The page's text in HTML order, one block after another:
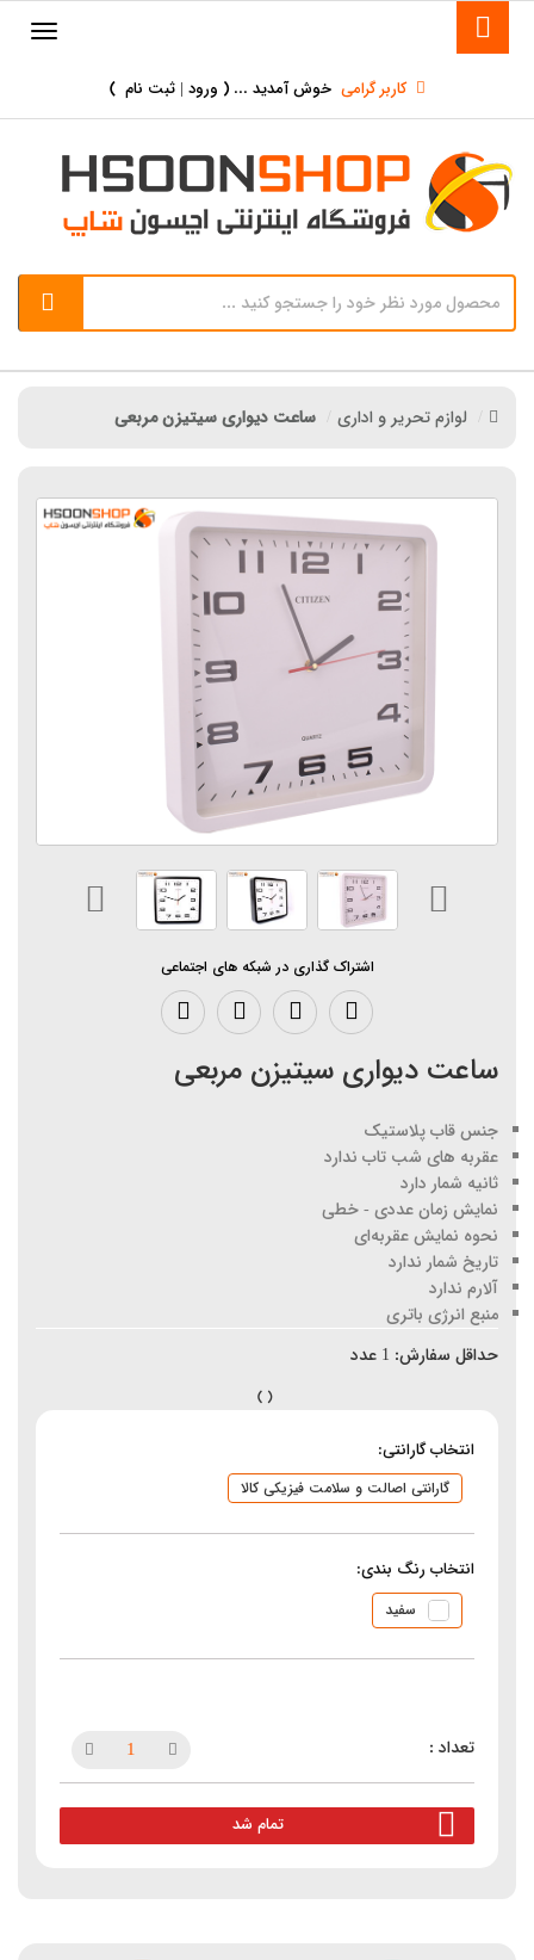
کاربر گرامی خوش آمدید ... ( ورود | ثبت نام )
لوازم تحریر و اداری ساعت دیواری سیتیزن مربعی
اشتراک گذاری در شبکه های اجتماعی
ساعت دیواری سیتیزن مربعی
جنس قاب پلاستیک
عقربه های شب تاب ندارد
ثانیه شمار دارد
نمایش زمان عددی - خطی
نحوه نمایش عقربه‌ای
تاریخ شمار ندارد
آلارم ندارد
منبع انرژی باتری
حداقل سفارش: 1 عدد
انتخاب گارانتی:
گارانتی اصالت و سلامت فیزیکی کالا
انتخاب رنگ بندی:
سفید
تمام شد